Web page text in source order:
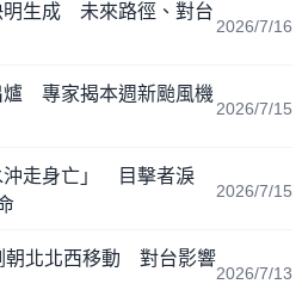
明生成 未來路徑、對台
2026/7/16
爐 專家揭本週新颱風機
2026/7/15
沖走身亡」 目擊者淚
2026/7/15
朝北北西移動 對台影響
2026/7/13